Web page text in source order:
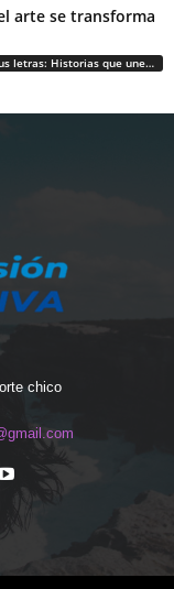
arte se transforma
Provincia del Huasco con todas sus letras: Historias que unen cultura, diversidad e identidad
chico